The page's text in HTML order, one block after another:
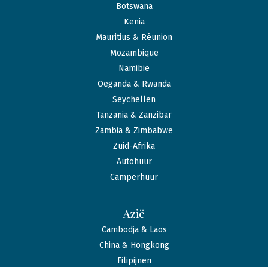
Botswana
Kenia
Mauritius & Réunion
Mozambique
Namibië
Oeganda & Rwanda
Seychellen
Tanzania & Zanzibar
Zambia & Zimbabwe
Zuid-Afrika
Autohuur
Camperhuur
Azië
Cambodja & Laos
China & Hongkong
Filipijnen